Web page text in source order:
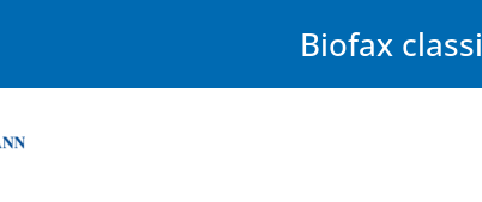
Biofax